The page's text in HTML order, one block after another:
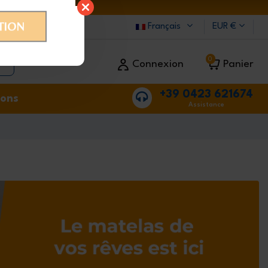
Français EUR €
Connexion 0 Panier
+39 0423 621674
Assistance
par
AOÛT.